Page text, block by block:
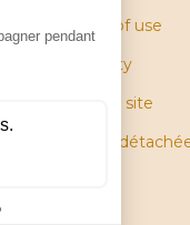
Terms of use
Warranty
Plan du site
Pièces